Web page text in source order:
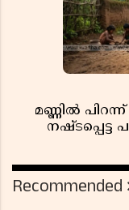
മണ്ണിൽ
നഷ്ടപ്പെട്ട
Recommended